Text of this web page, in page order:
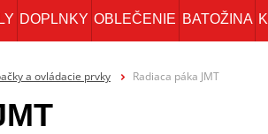
DOPLNKY OBLEČENIE BATOŽINA
a ovládacie prvky Radiaca páka JMT